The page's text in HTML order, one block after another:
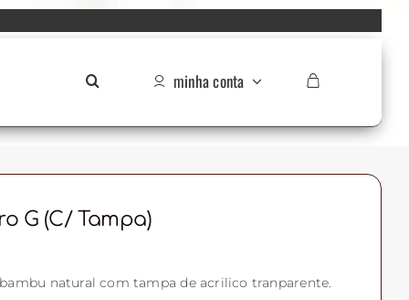
minha conta
G (c/ Tampa)
natural com tampa de acrilico tranparente.